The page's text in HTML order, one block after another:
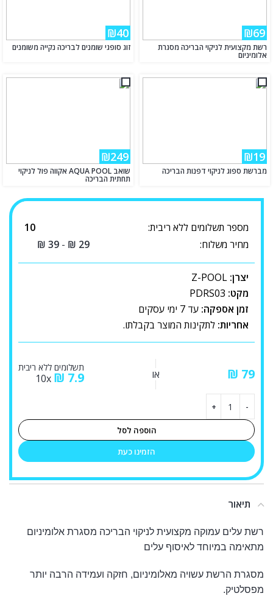
₪69
רשת מקצועית לניקוי הבריכה מסגרת
אלומיניום
₪40
זוג סופגי שומנים לבריכה נקייה משומנים
₪19
מברשת ספוג לניקוי דפנות הבריכה
₪249
שואב AQUA POOL אקווה פול לניקוי
תחתית הבריכה
מספר תשלומים ללא ריבית:
10
מחיר משלוח:
₪ 29
-
₪ 39
יצרן: Z-POOL
מקט: PDRS03
זמן אספקה: עד 7 ימי עסקים
אחריות: לתקינות המוצר בקבלתו.
₪ או
תשלומים ללא ריבית
₪ 7.9
הוספה לסל
הזמינו כעת
תיאור
רשת עלים עמוקה מקצועית לניקוי הבריכה מסגרת אלומיניום
מתאימה במיוחד לאיסוף עלים
מסגרת הרשת עשויה מאלומיניום, חזקה ועמידה הרבה יותר
מפסלטיק.